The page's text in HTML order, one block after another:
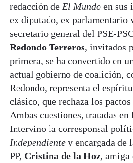
redacción de El Mundo en sus
ex diputado, ex parlamentario
secretario general del PSE-
Redondo Terreros, invitados
primera, se ha convertido en
actual gobierno de coalición,
Redondo, representa el
clásico, que rechaza los
Ambas cuestiones, tratadas
Intervino la corresponsal
Independiente y encargada de
PP, Cristina de la Hoz, amiga